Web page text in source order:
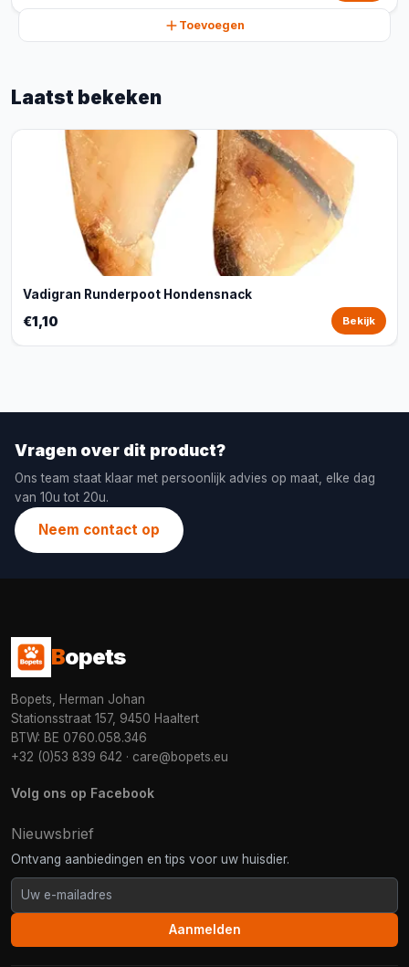
Toevoegen
Laatst bekeken
Vadigran Runderpoot Hondensnack
€1,10 Bekijk
Vragen over dit product?
Ons team staat klaar met persoonlijk advies op maat, elke dag
van 10u tot 20u.
Neem contact op
Bopets
Bopets, Herman Johan
Stationsstraat 157, 9450 Haaltert
BTW: BE 0760.058.346
+32 (0)53 839 642 · care@bopets.eu
Volg ons op Facebook
Nieuwsbrief
Ontvang aanbiedingen en tips voor uw huisdier.
Aanmelden